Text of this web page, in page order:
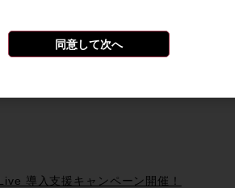
有
る情報は2017年07月21日時点のものです。
導入支援キャンペーン開催！
同意して次へ